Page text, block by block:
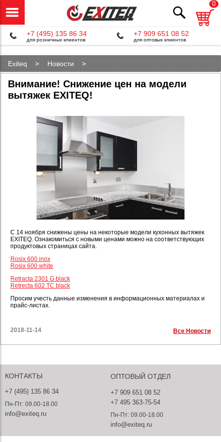
0
+7 (495) 135 86 34
для розничных клиентов
+7 909 651 08 52
для оптовых клиентов
Exiteq
Новости
Внимание! Снижение цен на модели вытяжек EXITEQ!
Внимание! Снижение цен на модели
вытяжек EXITEQ!
С 14 ноября снижены цены на некоторые модели кухонных вытяжек
EXITEQ. Ознакомиться с новыми ценами можно на соответствующих
продуктовых страницах сайта.
Rosix 600 inox
Rosix 600 white
Retracta 2301 G black
Retrecta 602 TC black
Просим учесть данные изменения в информационных материалах и
прайс-листах.
2018-11-14 Все Новости
КОНТАКТЫ
+7 (495) 135 86 34
Пн-Пт: 09.00-18.00
info@exiteq.ru
ОПТОВЫЙ ОТДЕЛ
+7 909 651 08 52
+7 495 363-75-54
Пн-Пт: 09.00-18.00
info@exiteq.ru